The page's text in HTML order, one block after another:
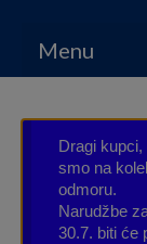
Menu
Dragi kupci,
smo na
odmoru.
Narudžbe
30.7. biti će